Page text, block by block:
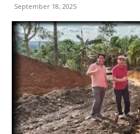
September 18, 2025